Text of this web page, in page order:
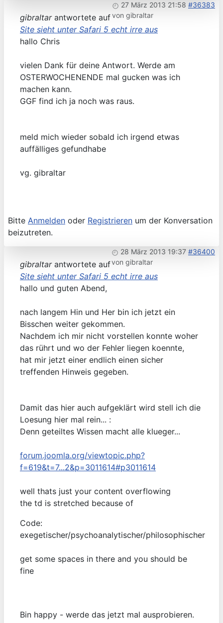
27 März 2013 21:58 #36383
von gibraltar
gibraltarantwortete auf
Site sieht unter Safari 5 echt irre aus
hallo Chris
vielen Dank für deine Antwort. Werde am
OSTERWOCHENENDE mal gucken was ich
machen kann.
GGF find ich ja noch was raus.
meld mich wieder sobald ich irgend etwas
auffälliges gefundhabe
vg. gibraltar
Bitte Anmelden oder Registrieren um der Konversation
beizutreten.
28 März 2013 19:37 #36400
von gibraltar
gibraltarantwortete auf
Site sieht unter Safari 5 echt irre aus
hallo und guten Abend,
nach langem Hin und Her bin ich jetzt ein
Bisschen weiter gekommen.
Nachdem ich mir nicht vorstellen konnte woher
das rührt und wo der Fehler liegen koennte,
hat mir jetzt einer endlich einen sicher
treffenden Hinweis gegeben.
Damit das hier auch aufgeklärt wird stell ich die
Loesung hier mal rein... :
Denn geteiltes Wissen macht alle klueger...
forum.joomla.org/viewtopic.php?
f=619&t=7...2&p=3011614#p3011614
well thats just your content overflowing
the td is stretched because of
Code:
exegetischer/psychoanalytischer/philosophischer
get some spaces in there and you should be
fine
Bin happy - werde das jetzt mal ausprobieren.